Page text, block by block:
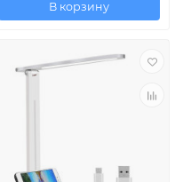
В корзину